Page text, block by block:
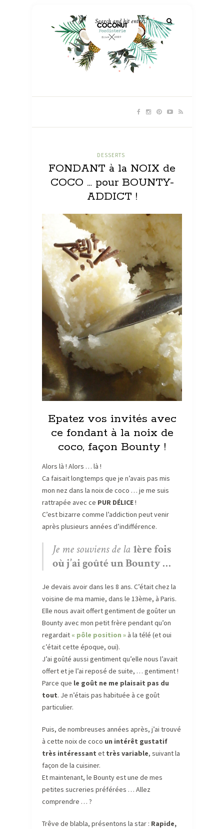
DESSERTS
FONDANT à la NOIX de
COCO … pour BOUNTY-
ADDICT !
Epatez vos invités avec
ce fondant à la noix de
coco, façon Bounty !
Alors là ! Alors … là !
Ca faisait longtemps que je n’avais pas mis
mon nez dans la noix de coco … je me suis
rattrapée avec ce PUR DÉLICE!
C’est bizarre comme l’addiction peut venir
après plusieurs années d’indifférence.
Je me souviens de la 1ère fois
où j’ai goûté un Bounty …
Je devais avoir dans les 8 ans. C’était chez la
voisine de ma mamie, dans le 13ème, à Paris.
Elle nous avait offert gentiment de goûter un
Bounty avec mon petit frère pendant qu’on
regardait « pôle position » à la télé (et oui
c’était cette époque, oui).
J’ai goûté aussi gentiment qu’elle nous l’avait
offert et je l’ai reposé de suite, … gentiment !
Parce que le goût ne me plaisait pas du
tout. Je n’étais pas habituée à ce goût
particulier.
Puis, de nombreuses années après, j’ai trouvé
à cette noix de coco un intérêt gustatif
très intéressant et très variable, suivant la
façon de la cuisiner.
Et maintenant, le Bounty est une de mes
petites sucreries préférées … Allez
comprendre … ?
Trêve de blabla, présentons la star : Rapide,